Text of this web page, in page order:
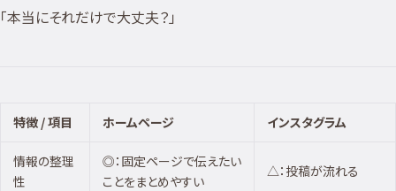
「本当にそれだけで大丈夫？」
特徴 / 項目 ホームページ インスタグラム
情報の整理
性
◎：固定ページで伝えたい
ことをまとめやすい
△：投稿が流れる